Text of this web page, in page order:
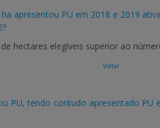
apresentou PU em 2018 e 2019
hectares elegíveis superior ao
Voltar
PU, tendo contudo apresentado PU